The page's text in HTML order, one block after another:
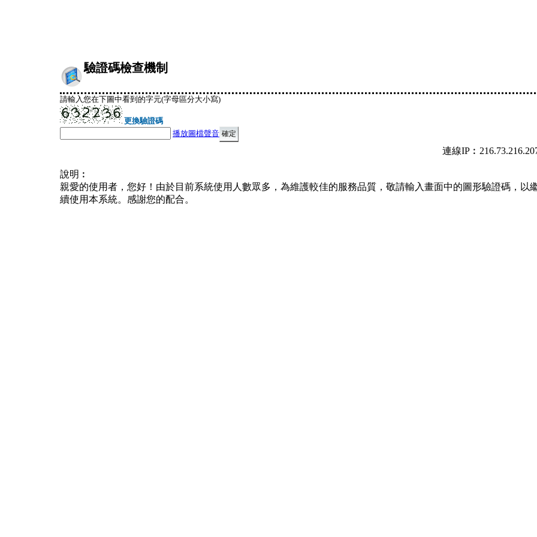
驗證碼檢查機制
請輸入您在下圖中看到的字元(字母區分大小寫)
更換驗證碼
播放圖檔聲音
連線
說明︰
親愛的使用者，您好！由於目前系統使用人數眾多，為維護較佳的服務品質，敬請輸入畫面中的圖形驗證碼，以
續使用本系統。感謝您的配合。